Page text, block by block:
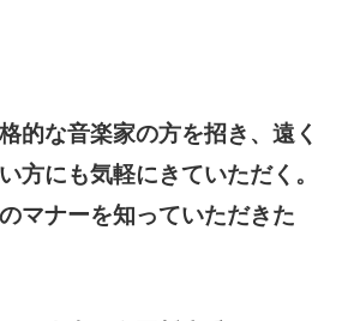
な音楽家の方を招き、遠く
方にも気軽にきていただく。
マナーを知っていただきた